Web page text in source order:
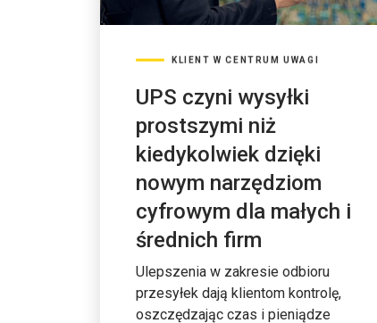
KLIENT W CENTRUM UWAGI
UPS czyni wysyłki
prostszymi niż
kiedykolwiek dzięki
nowym narzędziom
cyfrowym dla małych i
średnich firm
Ulepszenia w zakresie odbioru
przesyłek dają klientom kontrolę,
oszczędzając czas i pieniądze